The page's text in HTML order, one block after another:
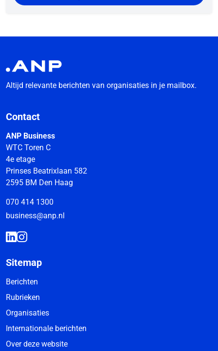
Altijd relevante berichten van organisaties in je mailbox.
Contact
ANP Business
WTC Toren C
4e etage
Prinses Beatrixlaan 582
2595 BM Den Haag
070 414 1300
business@anp.nl
Sitemap
Berichten
Rubrieken
Organisaties
Internationale berichten
Over deze website